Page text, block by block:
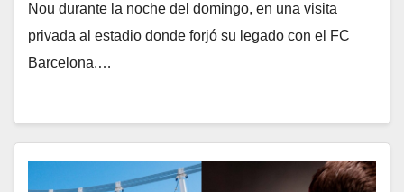
Nou durante la noche del domingo, en una visita
privada al estadio donde forjó su legado con el FC
Barcelona.…